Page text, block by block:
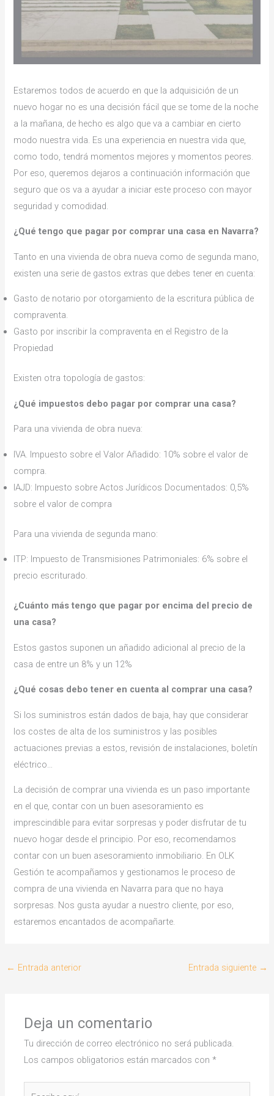
Estaremos todos de acuerdo en que la adquisición de un
nuevo hogar no es una decisión fácil que se tome de la noche
a la mañana, de hecho es algo que va a cambiar en cierto
modo nuestra vida. Es una experiencia en nuestra vida que,
como todo, tendrá momentos mejores y momentos peores.
Por eso, queremos dejaros a continuación información que
seguro que os va a ayudar a iniciar este proceso con mayor
seguridad y comodidad.
¿Qué tengo que pagar por comprar una casa en Navarra?
Tanto en una vivienda de obra nueva como de segunda mano,
existen una serie de gastos extras que debes tener en cuenta:
Gasto de notario por otorgamiento de la escritura pública de
compraventa.
Gasto por inscribir la compraventa en el Registro de la
Propiedad
Existen otra topología de gastos:
¿Qué impuestos debo pagar por comprar una casa?
Para una vivienda de obra nueva:
IVA. Impuesto sobre el Valor Añadido: 10% sobre el valor de
compra.
IAJD: Impuesto sobre Actos Jurídicos Documentados: 0,5%
sobre el valor de compra
Para una vivienda de segunda mano:
ITP: Impuesto de Transmisiones Patrimoniales: 6% sobre el
precio escriturado.
¿Cuánto más tengo que pagar por encima del precio de
una casa?
Estos gastos suponen un añadido adicional al precio de la
casa de entre un 8% y un 12%
¿Qué cosas debo tener en cuenta al comprar una casa?
Si los suministros están dados de baja, hay que considerar
los costes de alta de los suministros y las posibles
actuaciones previas a estos, revisión de instalaciones, boletín
eléctrico…
La decisión de comprar una vivienda es un paso importante
en el que, contar con un buen asesoramiento es
imprescindible para evitar sorpresas y poder disfrutar de tu
nuevo hogar desde el principio. Por eso, recomendamos
contar con un buen asesoramiento inmobiliario. En OLK
Gestión te acompañamos y gestionamos le proceso de
compra de una vivienda en Navarra para que no haya
sorpresas. Nos gusta ayudar a nuestro cliente, por eso,
estaremos encantados de acompañarte.
← Entrada anterior Entrada siguiente →
Deja un comentario
Tu dirección de correo electrónico no será publicada.
Los campos obligatorios están marcados con*